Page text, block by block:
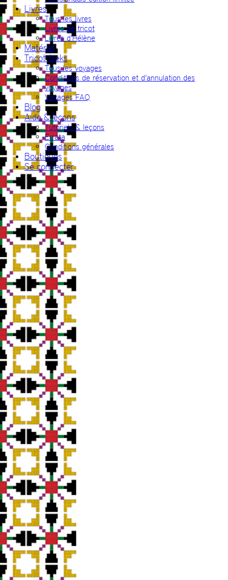
Livres
Tous les livres
Livres de tricot
Livres d’Hélène
Matériel
Tricot-treks
Tous les voyages
Conditions de réservation et d’annulation des
voyages
Voyages FAQ
Blog
Aide & leçons
Tutoriels & leçons
Errata
Conditions générales
Boutiques
Se connecter